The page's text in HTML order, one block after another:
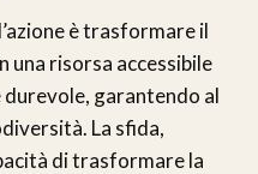
è trasformare il
una risorsa accessibile
durevole, garantendo al
La sfida,
di trasformare la